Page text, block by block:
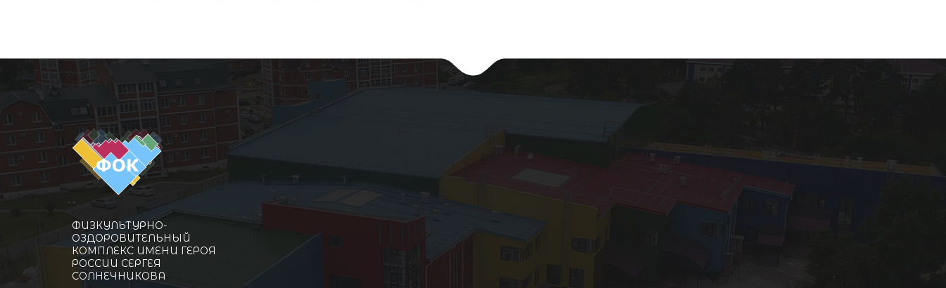
ФИЗКУЛЬТУРНО-
ОЗДОРОВИТЕЛЬНЫЙ
КОМПЛЕКС ИМЕНИ ГЕРОЯ
РОССИИ СЕРГЕЯ
СОЛНЕЧНИКОВА